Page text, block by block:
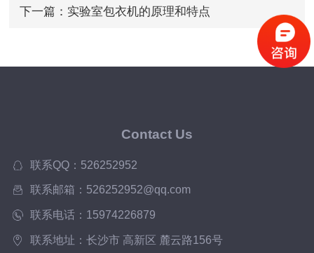
下一篇： 实验室包衣机的原理和特点
Contact Us
联系QQ：526252952
联系邮箱：526252952@qq.com
联系电话：15974226879
联系地址：长沙市 高新区 麓云路156号